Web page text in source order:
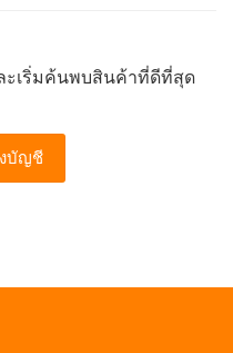
ะเริ่มค้นพบสินค้าที่ดีที่สุด
บัญชี